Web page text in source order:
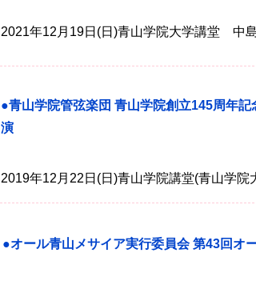
2021年12月19日(日)青山学院大学講堂 中
●青山学院管弦楽団 青山学院創立145周年
演
2019年12月22日(日)青山学院講堂(青山学
●オール青山メサイア実行委員会 第43回オ